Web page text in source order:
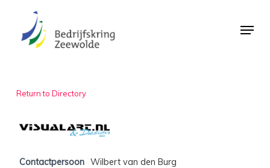
Menu
Return to Directory
Contactpersoon Wilbert van den Burg